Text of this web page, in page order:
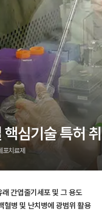
심기술 특허
포치료제
간엽줄기세포 및 그 용도
병 및 난치병에 광범위 활용